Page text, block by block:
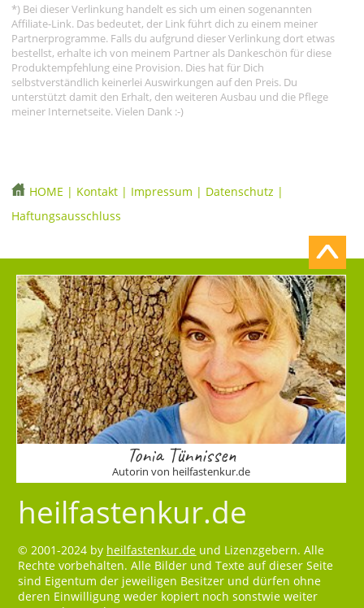
*) Bei dieser Verlinkung handelt es sich um einen sogenannten
Affiliate-Link. Das bedeutet, der Link führt dich zu einem meiner
Partnerprogramme. Falls du aufgrund dieser Verlinkung dort etwas
bestellst, erhalte ich von meinem Partner als Dankeschön für diese
Produktempfehlung eine Provision. Dies hat für Dich
selbstverständlich keinerlei Auswirkungen auf den Preis. Du
unterstützt damit den Erhalt, den weiteren Ausbau und die Pflege
meiner Internetseite. Vielen Dank :-)
HOME | Kontakt | Impressum | Datenschutz |
Haftungsausschluss
Tonia Tünnissen
Autorin von heilfastenkur.de
heilfastenkur.de
© 2001-2024 by heilfastenkur.de und Lizenzgebern. Alle
Rechte vorbehalten. Alle Bilder und Texte auf dieser Seite
sind Eigentum der jeweiligen Besitzer und dürfen ohne
deren Einwilligung weder kopiert noch sonstwie weiter